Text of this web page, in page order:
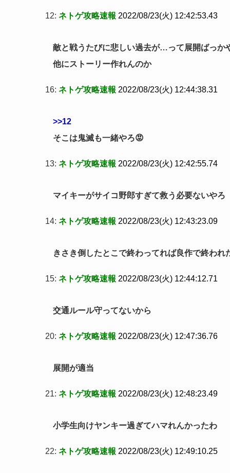
12: ネトゲ攻略速報 2022/08/23(火) 12:42:53.43
敵と戦うたびに悲しい過去が…って展開ばっか
他にストーリー作れんのか
16: ネトゲ攻略速報 2022/08/23(火) 12:44:38.31
>>12
そこは鬼滅も一緒やろ😡
13: ネトゲ攻略速報 2022/08/23(火) 12:42:55.74
マイキーがサイコ野郎すぎて救う必要ないやろ
14: ネトゲ攻略速報 2022/08/23(火) 12:43:23.09
きさき倒したとこで終わってれば良作で終われ
15: ネトゲ攻略速報 2022/08/23(火) 12:44:12.71
交通ルール守ってないから
20: ネトゲ攻略速報 2022/08/23(火) 12:47:36.76
展開が適当
21: ネトゲ攻略速報 2022/08/23(火) 12:48:23.49
小学生向けヤンキー過ぎてハマれんかったわ
22: ネトゲ攻略速報 2022/08/23(火) 12:49:10.25